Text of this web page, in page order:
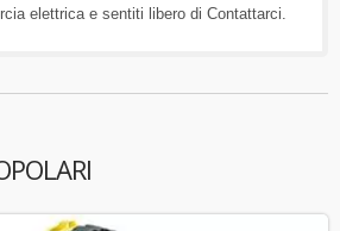
elettricae sentiti libero di Contattarci.